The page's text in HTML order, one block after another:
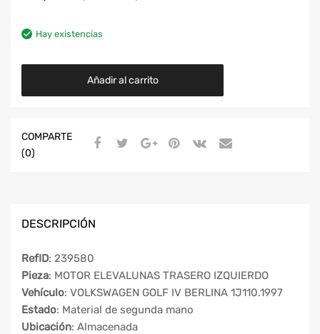
Hay existencias
Añadir al carrito
COMPARTE
(0)
DESCRIPCIÓN
RefID: 239580
Pieza: MOTOR ELEVALUNAS TRASERO IZQUIERDO
Vehículo: VOLKSWAGEN GOLF IV BERLINA 1J110.1997
Estado: Material de segunda mano
Ubicación: Almacenada